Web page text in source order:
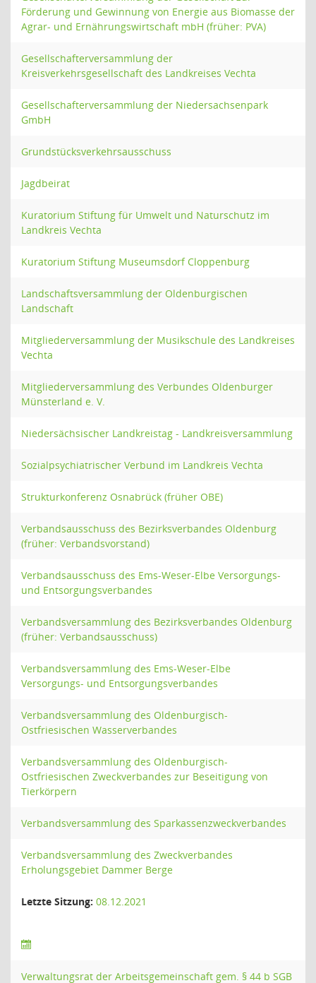
Förderung und Gewinnung von Energie aus Biomasse der
Agrar- und Ernährungswirtschaft mbH (früher: PVA)
Gesellschafterversammlung der
Kreisverkehrsgesellschaft des Landkreises Vechta
Gesellschafterversammlung der Niedersachsenpark
GmbH
Grundstücksverkehrsausschuss
Jagdbeirat
Kuratorium Stiftung für Umwelt und Naturschutz im
Landkreis Vechta
Kuratorium Stiftung Museumsdorf Cloppenburg
Landschaftsversammlung der Oldenburgischen
Landschaft
Mitgliederversammlung der Musikschule des Landkreises
Vechta
Mitgliederversammlung des Verbundes Oldenburger
Münsterland e. V.
Niedersächsischer Landkreistag - Landkreisversammlung
Sozialpsychiatrischer Verbund im Landkreis Vechta
Strukturkonferenz Osnabrück (früher OBE)
Verbandsausschuss des Bezirksverbandes Oldenburg
(früher: Verbandsvorstand)
Verbandsausschuss des Ems-Weser-Elbe Versorgungs-
und Entsorgungsverbandes
Verbandsversammlung des Bezirksverbandes Oldenburg
(früher: Verbandsausschuss)
Verbandsversammlung des Ems-Weser-Elbe
Versorgungs- und Entsorgungsverbandes
Verbandsversammlung des Oldenburgisch-
Ostfriesischen Wasserverbandes
Verbandsversammlung des Oldenburgisch-
Ostfriesischen Zweckverbandes zur Beseitigung von
Tierkörpern
Verbandsversammlung des Sparkassenzweckverbandes
Verbandsversammlung des Zweckverbandes
Erholungsgebiet Dammer Berge
Letzte Sitzung: 08.12.2021
Verwaltungsrat der Arbeitsgemeinschaft gem. § 44 b SGB